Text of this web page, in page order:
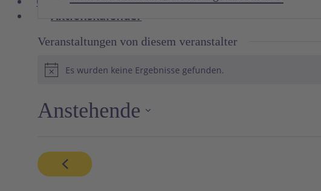
Aktionskalender
Veranstaltungen von diesem veranstalter
HinweisEs wurden keine Ergebnisse gefunden.
Anstehende
wählen.